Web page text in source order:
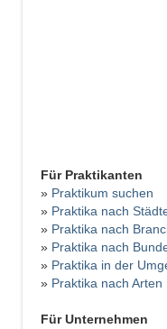
Für Praktikanten
» Praktikum suchen
» Praktika nach
» Praktika nach
» Praktika nach
» Praktika in der
» Praktika nach Arten
Für Unternehmen